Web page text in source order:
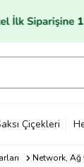
Çiçekleri
Network, Ağ